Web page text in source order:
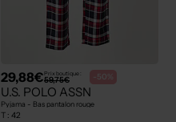
29,88€Prix boutique :
59,75€ -50%
U.S. POLO ASSN
Pyjama - Bas pantalon rouge
T : 42